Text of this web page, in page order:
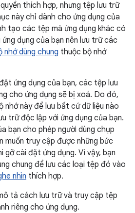
thích hợp, nhưng tệp lưu trữ
này chỉ dành cho ứng dụng của
tạo các tệp mà ứng dụng khác có
dụng của bạn nên lưu trữ các
nhớ dùng chung thuộc bộ nhớ
ứng dụng của bạn, các tệp lưu
cho ứng dụng sẽ bị xoá. Do đó,
nhớ này để lưu bất cứ dữ liệu nào
trữ độc lập với ứng dụng của bạn.
bạn cho phép người dùng chụp
muốn truy cập được những bức
gỡ cài đặt ứng dụng. Vì vậy, bạn
chung để lưu các loại tệp đó vào
nhìn thích hợp.
tả cách lưu trữ và truy cập tệp
riêng cho ứng dụng.